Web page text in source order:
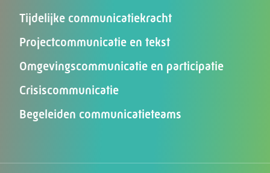
Tijdelijke communicatiekracht
Projectcommunicatie en tekst
Omgevingscommunicatie en participatie
Crisiscommunicatie
Begeleiden communicatieteams